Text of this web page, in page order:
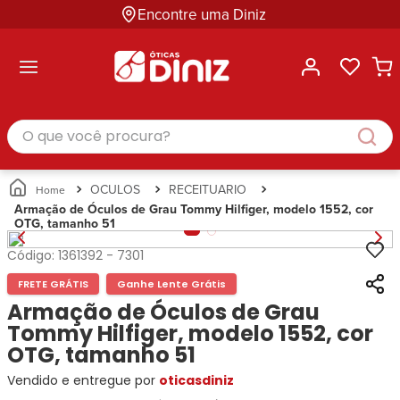
Encontre uma Diniz
Masculino
Feminino
Infantil
Unissex
Busque
Por
Marcas
Ana
Hickmann
Bulget
Miu-
Miu
Guess
Lacoste
Categorias
Masculino
Feminino
Infantil
Unissex
Busque
Por
Marcas
Ray-
Ban
Prada
Ana
Hickmann
Tecnol
Correntes
para
Óculos
Estojos
para
Óculos
Soluções
Cuidados
Busque
Ray-
Ban
Prada
Exchange
Tommy
Ana
Hickmann
Guess
Speedo
Categoria
Armações
de Óculos
Óculos
de Sol
Corrente
para
Óculos
Estojo
para
Óculos
Gênero
Masculino
Feminino
O que você procura?
OCULOS
RECEITUARIO
Armação de Óculos de Grau Tommy Hilfiger, modelo 1552, cor
OTG, tamanho 51
Código: 1361392 - 7301
FRETE GRÁTIS Ganhe Lente Grátis
Armação de Óculos de Grau
Tommy Hilfiger, modelo 1552, cor
OTG, tamanho 51
Vendido e entregue por oticasdiniz